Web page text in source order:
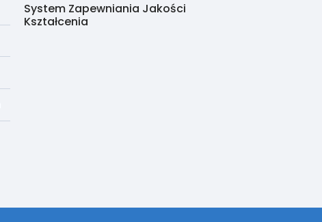
System Zapewniania Jakości
Kształcenia